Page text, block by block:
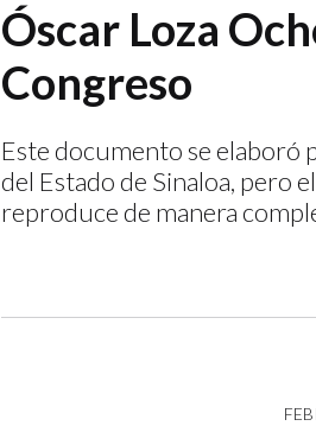
Óscar Loza
Congreso
Este documento se elaboró
del Estado de Sinaloa, pero
reproduce de manera